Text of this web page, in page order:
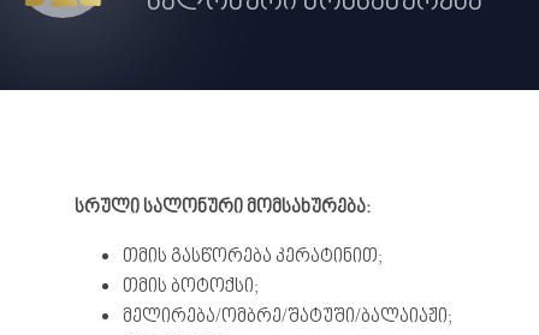
სრული სალონურიმომსახურება:
თმის გასწორება კერატინით;
თმის ბოტოქსი;
მელირება/ომბრე/შატუში/ბალაიაჟი;